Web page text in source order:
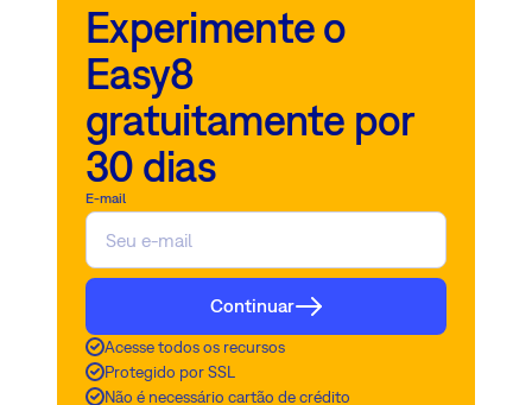
Experimente o
Easy8
gratuitamente por
30 dias
E-mail
Continuar
Acesse todos os recursos
Protegido por SSL
Não é necessário cartão de crédito